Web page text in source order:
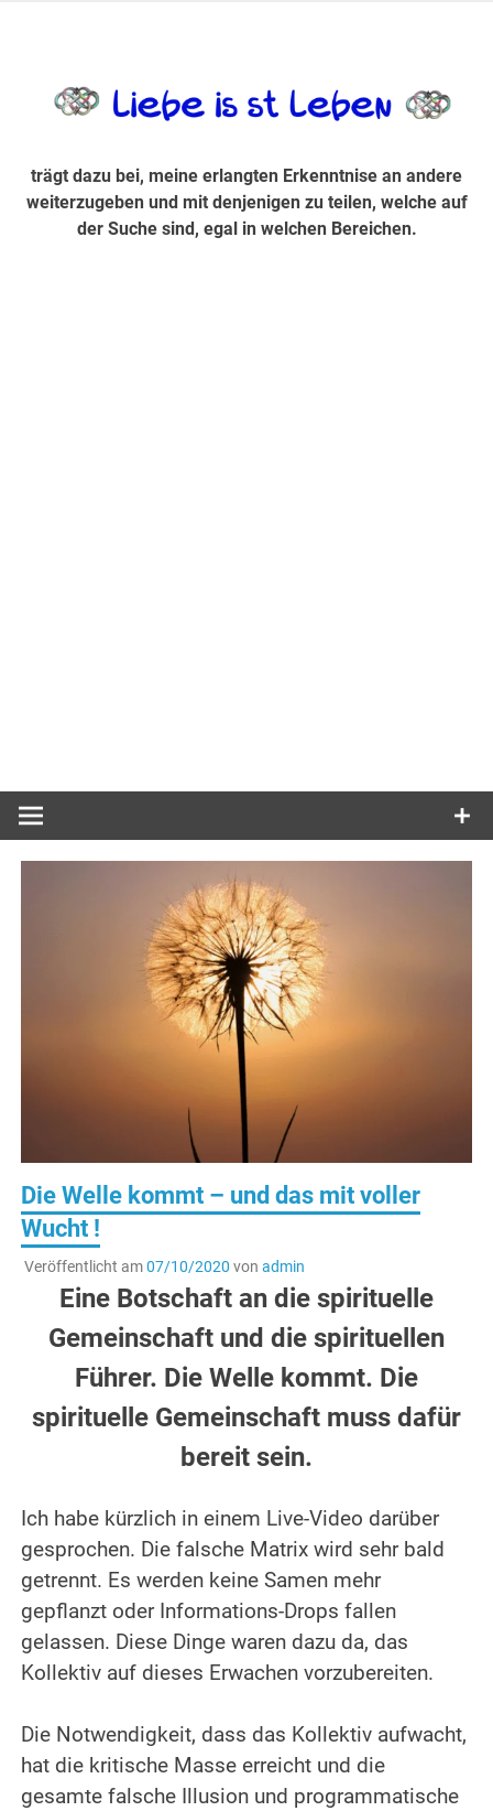
Suche sind, egal in welchen Bereichen.
trägt dazu bei, meine erlangten Erkenntnise an andere
weiterzugeben und mit denjenigen zu teilen, welche auf
der Suche sind, egal in welchen Bereichen.
Die Welle kommt – und das mit voller
Wucht !
Veröffentlicht am07/10/2020 von admin
Eine Botschaft an die spirituelle
Gemeinschaft und die spirituellen
Führer. Die Welle kommt. Die
spirituelle Gemeinschaft muss dafür
bereit sein.
Ich habe kürzlich in einem Live-Video darüber
gesprochen. Die falsche Matrix wird sehr bald
getrennt. Es werden keine Samen mehr
gepflanzt oder Informations-Drops fallen
gelassen. Diese Dinge waren dazu da, das
Kollektiv auf dieses Erwachen vorzubereiten.
Die Notwendigkeit, dass das Kollektiv aufwacht,
hat die kritische Masse erreicht und die
gesamte falsche Illusion und programmatische